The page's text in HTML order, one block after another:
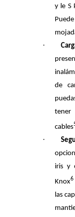
y le S
·
de
tener
cables
·
iris y
Knox6
las